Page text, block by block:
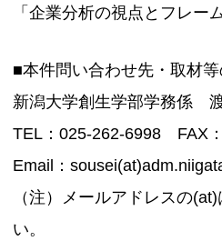
「企業分析の視点とフレー
■本件問い合わせ先・取材
新潟大学創生学部学務係
TEL：025-262-6998 FAX
Email：
（注）メールアドレスの
い。